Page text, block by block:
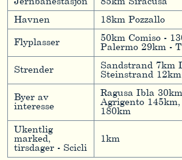
Havnen
18km Pozzallo
Flyplasser
50km Comiso -
Palermo 29km -
Strender
Sandstrand 7km
Steinstrand
Byer av
interesse
Ragusa Ibla
Agrigento
180km
Ukentlig
marked,
tirsdager - Scicli
1km